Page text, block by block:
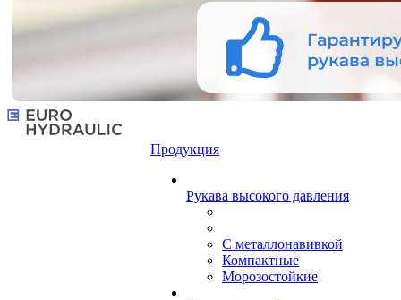
Продукция
Рукава высокого давления
С металлонавивкой
Компактные
Морозостойкие